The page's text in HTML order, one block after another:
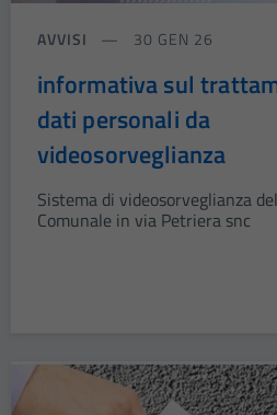
AVVISI 30 GEN 26
informativa sul
dati personali da
videosorveglianza
Sistema di videosorveglianza
Comunale in via Petriera snc